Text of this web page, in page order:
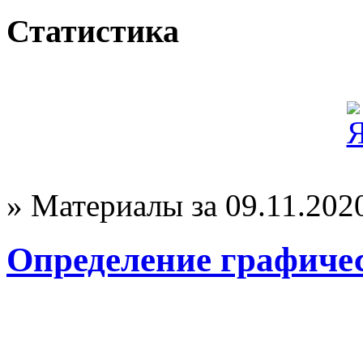
Статистика
» Материалы за
Определение